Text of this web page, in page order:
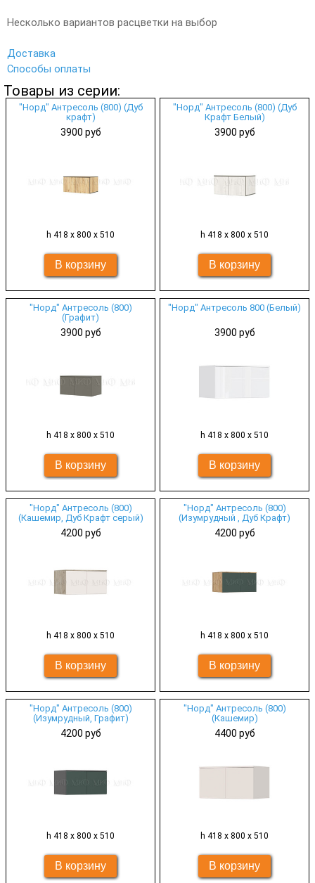
Несколько вариантов расцветки на выбор
Доставка
Способы оплаты
Товары из серии:
"Норд" Антресоль (800) (Дуб
крафт)
3900 руб
h 418 х 800 х 510
"Норд" Антресоль (800) (Дуб
Крафт Белый)
3900 руб
h 418 х 800 х 510
"Норд" Антресоль (800)
(Графит)
3900 руб
h 418 х 800 х 510
"Норд" Антресоль 800 (Белый)
3900 руб
h 418 х 800 х 510
"Норд" Антресоль (800)
(Кашемир, Дуб Крафт серый)
4200 руб
h 418 х 800 х 510
"Норд" Антресоль (800)
(Изумрудный , Дуб Крафт)
4200 руб
h 418 х 800 х 510
"Норд" Антресоль (800)
(Изумрудный, Графит)
4200 руб
h 418 х 800 х 510
"Норд" Антресоль (800)
(Кашемир)
4400 руб
h 418 х 800 х 510